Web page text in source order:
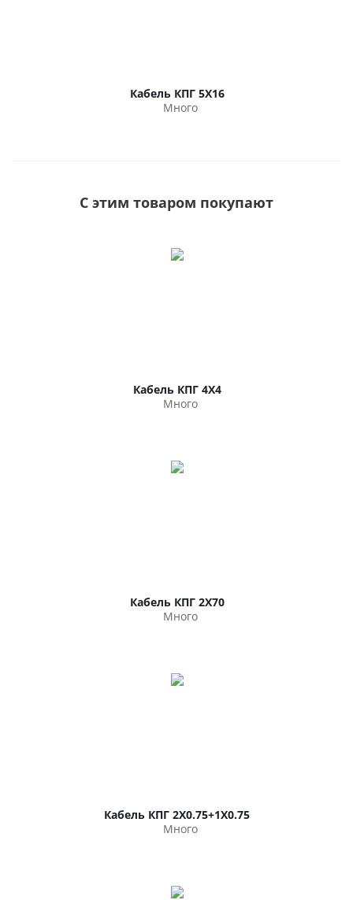
Кабель КПГ 5Х16
Много
С этим товаром покупают
Кабель КПГ 4Х4
Много
Кабель КПГ 2Х70
Много
Кабель КПГ 2Х0.75+1Х0.75
Много